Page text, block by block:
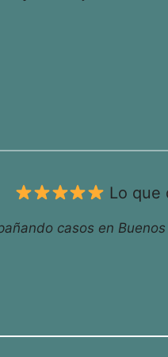
Lo que
casos en